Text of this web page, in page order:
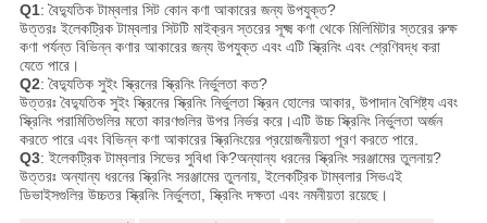
Q1: বৈদ্যুতিক টাম্বলার সিট কোন কণা আকারের জন্য উপযুক্ত?
উত্তরঃ ইলেকট্রিক টাম্বলার সিটটি মাইক্রন স্তরের সূক্ষ্ম কণা থেকে মিলিমিটার স্তরের রুক্ষ
কণা পর্যন্ত বিভিন্ন কণার আকারের জন্য উপযুক্ত এবং এটি স্ক্রিনিং এবং শ্রেণিবদ্ধ করা
যেতে পারে।
Q2: বৈদ্যুতিক সুইং স্ক্রিনের স্ক্রিনিং নির্ভুলতা কত?
উত্তরঃ বৈদ্যুতিক সুইং স্ক্রিনের স্ক্রিনিং নির্ভুলতা স্ক্রিন হোলের আকার, উপাদান বৈশিষ্ট্য এবং
স্ক্রিনিং পরামিতিগুলির মতো কারণগুলির উপর নির্ভর করে।এটি উচ্চ স্ক্রিনিং নির্ভুলতা অর্জন
করতে পারে এবং বিভিন্ন কণা আকারের স্ক্রিনিংয়ের প্রয়োজনীয়তা পূরণ করতে পারে.
Q3: ইলেকট্রিক টাম্বলার সিভের সুবিধা কি?অন্যান্য ধরনের স্ক্রিনিং সরঞ্জামের তুলনায়?
উত্তরঃ অন্যান্য ধরনের স্ক্রিনিং সরঞ্জামের তুলনায়, ইলেকট্রিক টাম্বলার সিভএই
ডিভাইসগুলির উচ্চতর স্ক্রিনিং নির্ভুলতা, স্ক্রিনিং দক্ষতা এবং নমনীয়তা রয়েছে।